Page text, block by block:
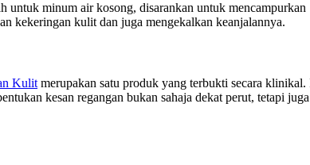
untuk minum air kosong, disarankan untuk mencampurkan
kekeringan kulit dan juga mengekalkan keanjalannya.
Kulitmerupakan satu produk yang terbukti secara klinikal.
kesan regangan bukan sahaja dekat perut, tetapi juga